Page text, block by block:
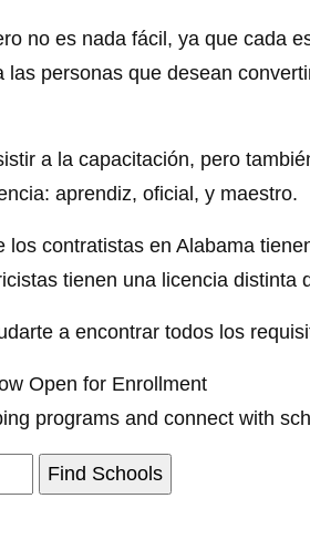
no es nada fácil, ya que cada
las personas que desean
a la capacitación, pero
aprendiz, oficial, y maestro.
los contratistas en Alabama
tienen una licencia distinta
a encontrar todos los
Open for Enrollment
programs and connect with